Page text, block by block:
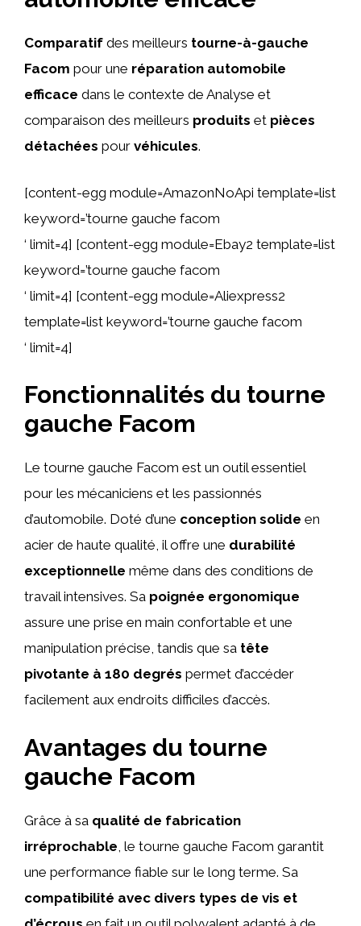
Comparatif des meilleurs tourne-à-gauche
Facom pour une réparation automobile
efficace dans le contexte de Analyse et
comparaison des meilleurs produits et pièces
détachées pour véhicules.
[content-egg module=AmazonNoApi template=list
keyword=’tourne gauche facom
‘ limit=4] [content-egg module=Ebay2 template=list
keyword=’tourne gauche facom
‘ limit=4] [content-egg module=Aliexpress2
template=list keyword=’tourne gauche facom
‘ limit=4]
Fonctionnalités du tourne
gauche Facom
Le tourne gauche Facom est un outil essentiel
pour les mécaniciens et les passionnés
d’automobile. Doté d’une conception solide en
acier de haute qualité, il offre une durabilité
exceptionnelle même dans des conditions de
travail intensives. Sa poignée ergonomique
assure une prise en main confortable et une
manipulation précise, tandis que sa tête
pivotante à 180 degrés permet d’accéder
facilement aux endroits difficiles d’accès.
Avantages du tourne
gauche Facom
Grâce à sa qualité de fabrication
irréprochable , le tourne gauche Facom garantit
une performance fiable sur le long terme. Sa
compatibilité avec divers types de vis et